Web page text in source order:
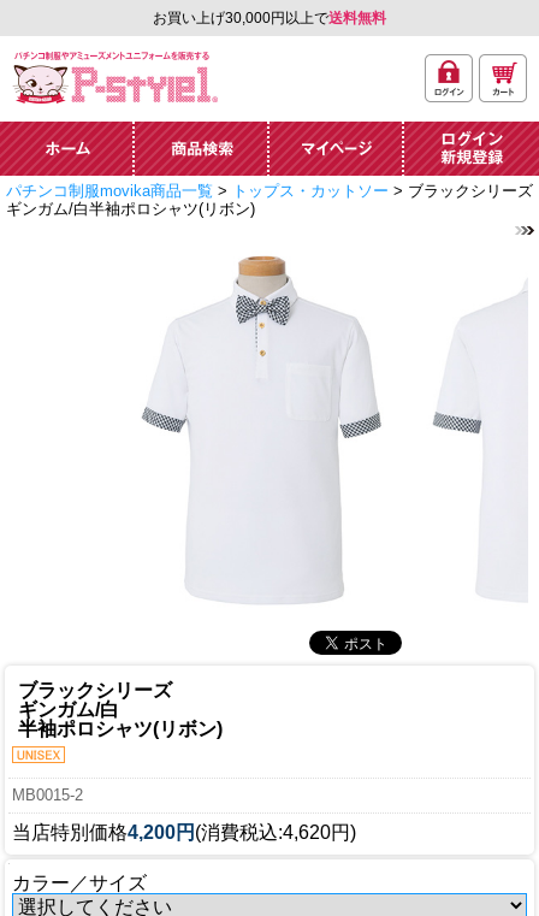
お買い上げ30,000円以上で送料無料
ーズメントユニフォー
ム通販「P-style 1」.
イン
ト
ホーム 商品検索 マイページ
ログイン・新規
パチンコ制服movika商品一覧 > トップス・カットソー > ブラックシリーズ
ギンガム/白半袖ポロシャツ(リボン)
ブラックシリーズ
ギンガム/白
半袖ポロシャツ(リボン)
MB0015-2
当店特別価格4,200円 (消費税込:4,620円)
カラー／サイズ